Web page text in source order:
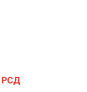
РСД